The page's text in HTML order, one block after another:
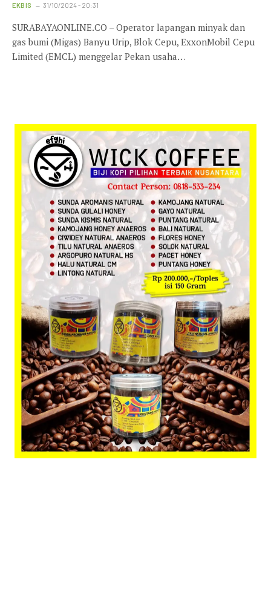
EKBIS 31/10/2024 - 20:31
SURABAYAONLINE.CO – Operator lapangan minyak dan
gas bumi (Migas) Banyu Urip, Blok Cepu, ExxonMobil Cepu
Limited (EMCL) menggelar Pekan usaha…